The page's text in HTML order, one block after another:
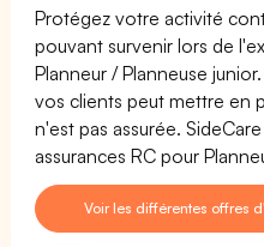
Protégez votre activité
pouvant survenir lors de
Planneur / Planneuse
vos clients peut mettre en
n'est pas assurée.
assurances RC pour
Voir les différentes offres